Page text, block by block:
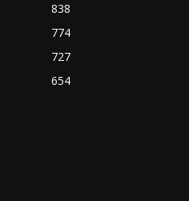
838
774
727
654